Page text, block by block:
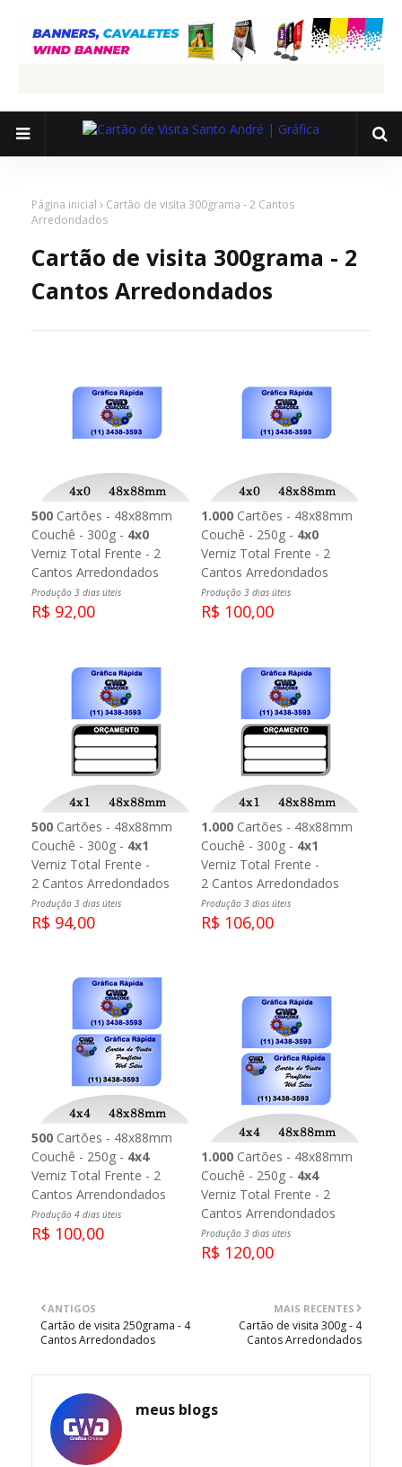
Página inicial
Cartão de visita 300grama - 2 Cantos
Arredondados
Cartão de visita 300grama - 2
Cantos Arredondados
500 Cartões - 48x88mm
Couchê - 300g - 4x0
Verniz Total Frente - 2
Cantos Arredondados
Produção 3 dias úteis
R$ 92,00
1.000 Cartões - 48x88mm
Couchê - 250g - 4x0
Verniz Total Frente - 2
Cantos Arredondados
Produção 3 dias úteis
R$ 100,00
500 Cartões - 48x88mm
Couchê - 300g - 4x1
Verniz Total Frente -
2 Cantos Arredondados
Produção 3 dias úteis
R$ 94,00
1.000 Cartões - 48x88mm
Couchê - 300g - 4x1
Verniz Total Frente -
2 Cantos Arredondados
Produção 3 dias úteis
R$ 106,00
500 Cartões - 48x88mm
Couchê - 250g - 4x4
Verniz Total Frente - 2
Cantos Arrendondados
Produção 4 dias úteis
R$ 100,00
1.000 Cartões - 48x88mm
Couchê - 250g - 4x4
Verniz Total Frente - 2
Cantos Arrendondados
Produção 3 dias úteis
R$ 120,00
MAIS RECENTES
Cartão de visita 300g - 4
Cantos Arredondados
ANTIGOS
Cartão de visita 250grama - 4
Cantos Arredondados
meus blogs